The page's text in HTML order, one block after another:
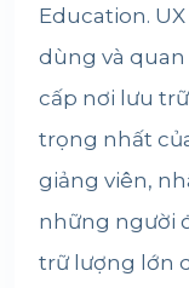
Education.
dùng và
cấp nơi lưu
trọng nhất
giảng viên,
những người
trữ lượng lớn